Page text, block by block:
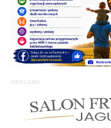
REKLAMA